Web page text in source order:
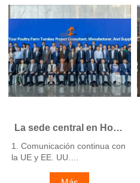
La sede central en Hong
Kong ofrece soluciones
para granjas avícolas
la UE y fabrica equipos
1. Comunicación continua con
la UE y EE. UU.
en China, Nigeria, Etiopía y